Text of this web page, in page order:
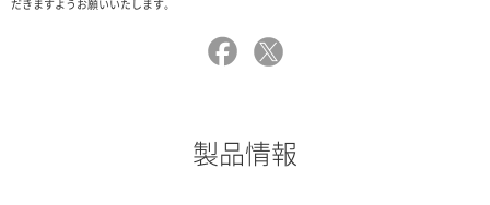
だきますようお願いいたします。
製品情報